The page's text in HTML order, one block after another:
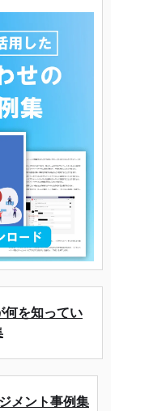
を知ってい
メント事例集